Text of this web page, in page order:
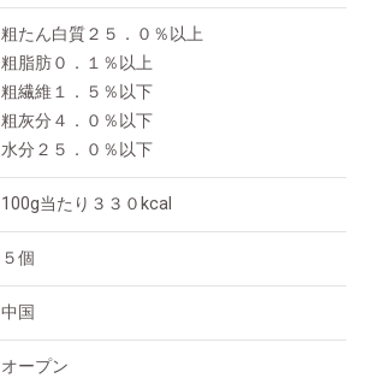
粗たん白質２５．０％以上
粗脂肪０．１％以上
粗繊維１．５％以下
粗灰分４．０％以下
水分２５．０％以下
100g当たり３３０kcal
５個
中国
オープン